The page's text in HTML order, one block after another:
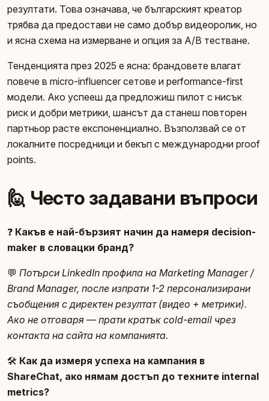
резултати. Това означава, че българският креатор
трябва да предостави не само добър видеоролик, но
и ясна схема на измерване и опция за A/B тестване.
Тенденцията през 2025 е ясна: брандовете влагат
повече в micro-influencer сетове и performance-first
модели. Ако успееш да предложиш пилот с нисък
риск и добри метрики, шансът да станеш повторен
партньор расте експоненциално. Възползвай се от
локалните посредници и бекъп с международни proof
points.
🙋 Често задавани въпроси
❓ Какъв е най-бързият начин да намеря decision-
maker в словацки бранд?
💬 Потърси LinkedIn профила на Marketing Manager /
Brand Manager, после изпрати 1-2 персонализирани
съобщения с директен резултат (видео + метрики).
Ако не отговаря — прати кратък cold-email чрез
контакта на сайта на компанията.
🛠️ Как да измеря успеха на кампания в
ShareChat, ако нямам достъп до техните internal
metrics?